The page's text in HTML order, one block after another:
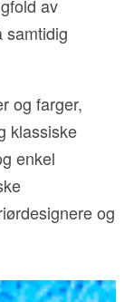
av
samtidig
og farger,
klassiske
enkel
og